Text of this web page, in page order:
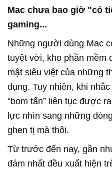
Mac chưa bao giờ "có
gaming...
Những người dùng Mac
tuyệt vời, kho phần mềm
mật siêu việt của những
dụng. Tuy nhiên, khi
“bom tấn” liên tục được
lực nhìn sang những
ghen tị mà thôi.
Từ trước đến nay, gần
đám nhất đều xuất hiện